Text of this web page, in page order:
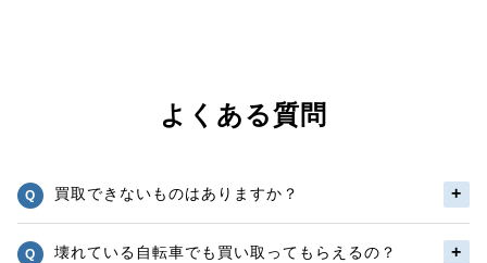
よくある質問
買取できないものはありますか？
壊れている自転車でも買い取ってもらえるの？